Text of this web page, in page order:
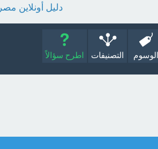
دليل أونلاين مصر
الوسوم التصنيفات اطرح سؤالاً